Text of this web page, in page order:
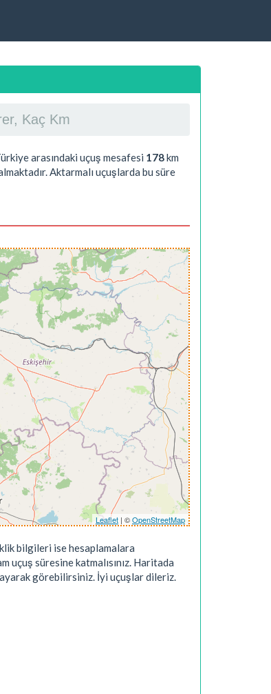
Kaç Km
arasındaki uçuş mesafesi 178km
Aktarmalı uçuşlarda bu süre
Leaflet | ©OpenStreetMap
bilgileri ise hesaplamalara
uçuş süresine katmalısınız. Haritada
görebilirsiniz. İyi uçuşlar dileriz.